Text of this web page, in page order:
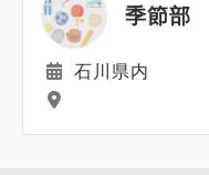
季節部
石川県内